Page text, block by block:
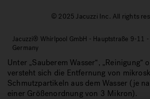
© 2025 Jacuzzi Inc. All rights
Jacuzzi® Whirlpool GmbH - Hauptstraße 9-11
Germany
Unter „Sauberem Wasser“, „Reinigung“
versteht sich die Entfernung von
Schmutzpartikeln aus dem Wasser (je
einer Größenordnung von 3 Mikron).